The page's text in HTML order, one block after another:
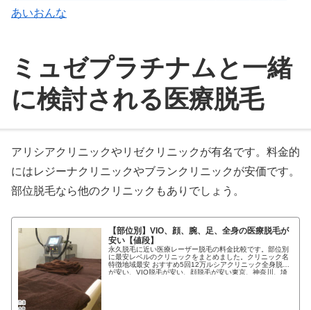
あいおんな
ミュゼプラチナムと一緒
に検討される医療脱毛
アリシアクリニックやリゼクリニックが有名です。料金的
にはレジーナクリニックやブランクリニックが安価です。
部位脱毛なら他のクリニックもありでしょう。
【部位別】VIO、顔、腕、足、全身の医療脱毛が
安い【値段】
永久脱毛に近い医療レーザー脱毛の料金比較です。部位別
に最安レベルのクリニックをまとめました。クリニック名
特徴地域最安 おすすめ5回12万ルシアクリニック全身脱毛
が安い、VIO脱毛が安い、顔脱毛が安い東京、神奈川、埼